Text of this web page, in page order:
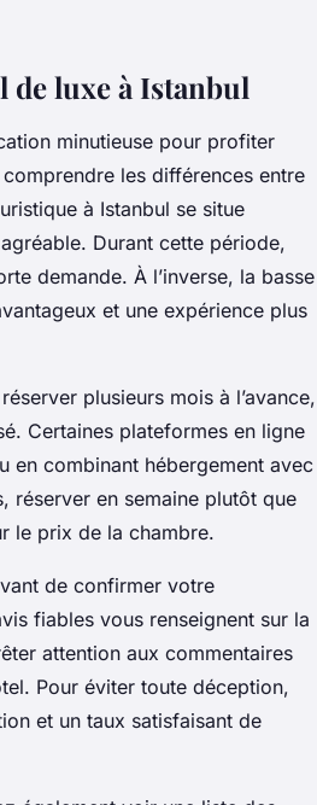
de luxe à Istanbul
minutieuse pour profiter
les différences entre
à Istanbul se situe
Durant cette période,
demande. À l’inverse, la basse
et une expérience plus
plusieurs mois à l’avance,
Certaines plateformes en ligne
en combinant hébergement avec
réserver en semaine plutôt que
le prix de la chambre.
de confirmer votre
fiables vous renseignent sur la
attention aux commentaires
Pour éviter toute déception,
et un taux satisfaisant de